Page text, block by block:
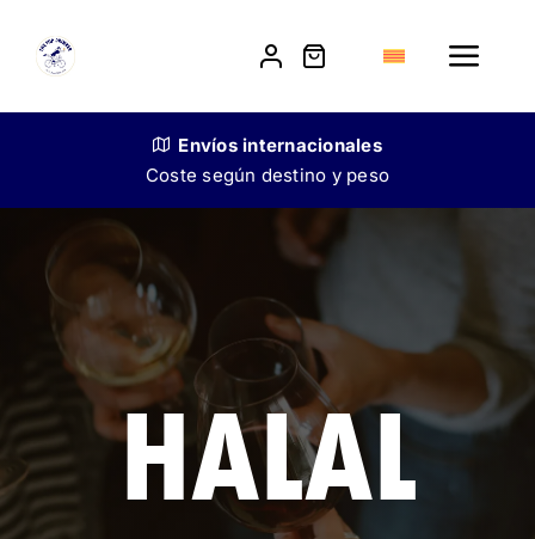
content
Toggle
La nostra història
Venda a restauradors
Contacte
Envíos internacionales
Coste según destino y peso
HALAL